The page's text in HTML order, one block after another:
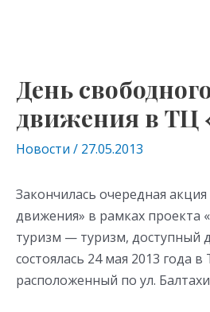
День
движения в ТЦ
Новости / 27.05.2013
Закончилась очередная
движения» в рамках проекта
туризм — туризм, доступный
состоялась 24 мая 2013 года в
расположенный по ул.